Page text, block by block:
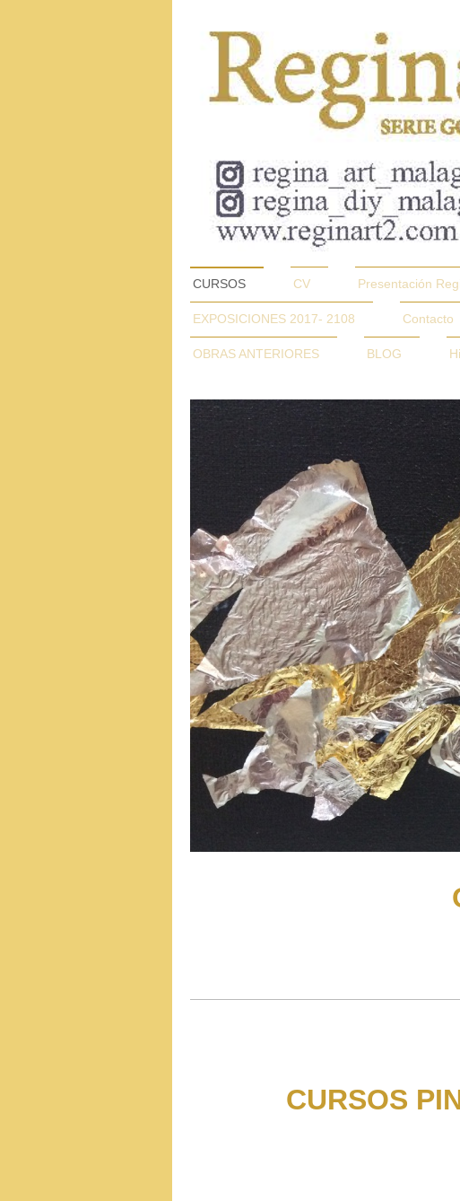
CURSOS CV Presentación
EXPOSICIONES 2017- 2108 Contacto
OBRAS ANTERIORES BLOG
CURSOS